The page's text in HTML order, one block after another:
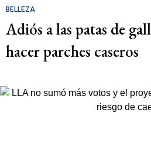
BELLEZA
Adiós a las patas de
hacer parches caseros